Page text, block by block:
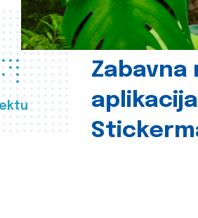
Zabavna